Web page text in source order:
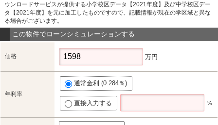
ウンロードサービスが提供する小学校区データ【2021年度】及び中学校区デー
タ【2021年度】を元に加工したものですので、記載情報が現在の学区域と異な
る場合がございます。
この物件でローンシミュレーションする
価格 万円
年利率
通常金利 (0.284％)
直接入力する ％